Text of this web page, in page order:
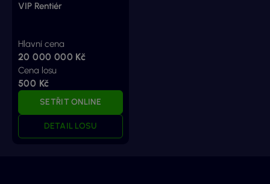
VIP Rentiér
Hlavní cena
20 000 000 Kč
Cena losu
500 Kč
SETŘIT ONLINE
DETAIL LOSU